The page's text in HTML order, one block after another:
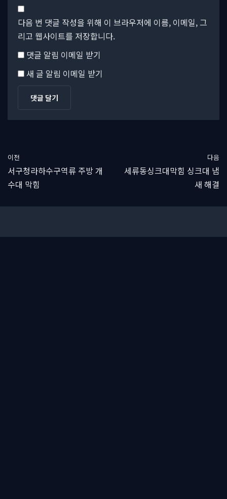
다음 번 댓글 작성을 위해 이 브라우저에 이름, 이메일, 그
리고 웹사이트를 저장합니다.
댓글 알림 이메일 받기
새 글 알림 이메일 받기
이전
서구청라하수구역류 주방 개
수대 막힘
다음
세류동싱크대막힘 싱크대 냄
새 해결